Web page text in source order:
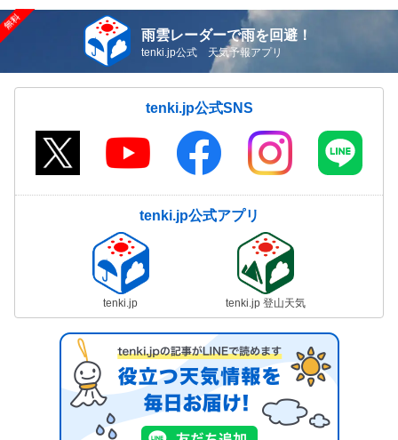
雨雲レーダーで雨を回避！
tenki.jp公式 天気予報アプリ
tenki.jp公式SNS
tenki.jp公式アプリ
tenki.jp tenki.jp 登山天気